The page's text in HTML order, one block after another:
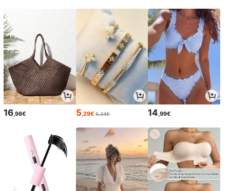
16,98€ 5,29€ 5,34€ 14,99€